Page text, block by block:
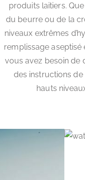
produits laitiers.
du beurre ou de la
niveaux extrêmes
remplissage aseptisé
vous avez besoin de
des instructions
hauts